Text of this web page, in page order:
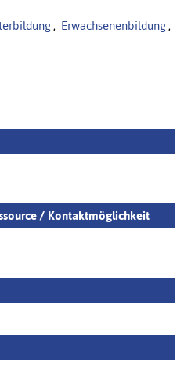
, Erwachsenenbildung ,
/ Kontaktmöglichkeit